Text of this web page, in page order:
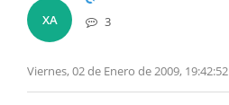
XA 3
Viernes, 02 de Enero de 2009, 19:42:52